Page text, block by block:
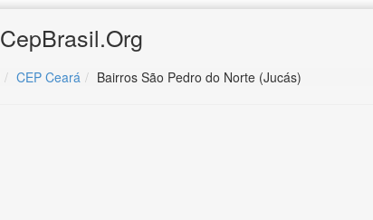
CepBrasil.Org
CEP Ceará Bairros São Pedro do Norte (Jucás)